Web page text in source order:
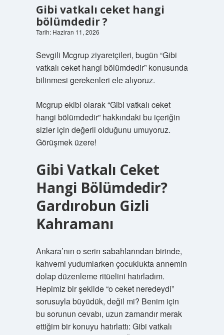
Gibi vatkalı ceket hangi
bölümdedir ?
Tarih: Haziran 11, 2026
Sevgili Mcgrup ziyaretçileri, bugün “Gibi
vatkalı ceket hangi bölümdedir” konusunda
bilinmesi gerekenleri ele alıyoruz.
Mcgrup ekibi olarak “Gibi vatkalı ceket
hangi bölümdedir” hakkındaki bu içeriğin
sizler için değerli olduğunu umuyoruz.
Görüşmek üzere!
Gibi Vatkalı Ceket
Hangi Bölümdedir?
Gardırobun Gizli
Kahramanı
Ankara’nın o serin sabahlarından birinde,
kahvemi yudumlarken çocuklukta annemin
dolap düzenleme ritüelini hatırladım.
Hepimiz bir şekilde “o ceket neredeydi”
sorusuyla büyüdük, değil mi? Benim için
bu sorunun cevabı, uzun zamandır merak
ettiğim bir konuyu hatırlattı: Gibi vatkalı